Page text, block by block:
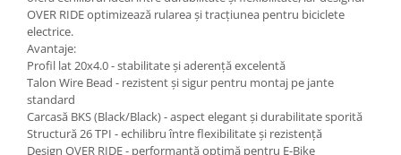
OVER RIDE optimizează rularea și tracțiunea pentru biciclete
electrice.
Avantaje:
Profil lat 20x4.0 - stabilitate și aderență excelentă
Talon Wire Bead - rezistent și sigur pentru montaj pe jante
standard
Carcasă BKS (Black/Black) - aspect elegant și durabilitate sporită
Structură 26 TPI - echilibru între flexibilitate și rezistență
Design OVER RIDE - performanță optimă pentru E-Bike